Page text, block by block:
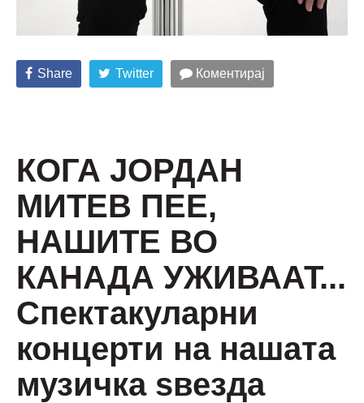
Share Twitter Коментирај
КОГА ЈОРДАН
МИТЕВ ПЕЕ,
НАШИТЕ ВО
КАНАДА УЖИВААТ...
Спектакуларни
концерти на нашата
музичка ѕвезда